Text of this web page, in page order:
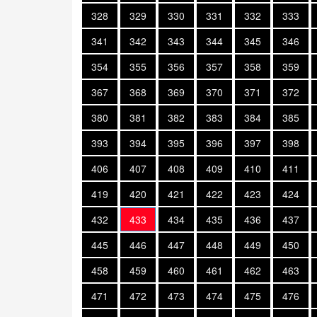
328 329 330 331 332
333
341
342 343 344 345
346
354
355 356 357 358
359
367
368 369 370 371
372
380
381 382 383 384
385
393
394 395 396 397
398
406
407 408 409 410
411
419
420 421 422 423
424
432
433 434 435 436
437
445
446 447 448 449
450
458
459 460 461 462
463
471
472 473 474 475
476